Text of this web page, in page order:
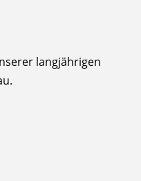
langjährigen